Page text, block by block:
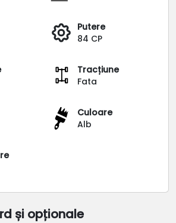
Putere
84 CP
Tracțiune
Fata
Culoare
Alb
și opționale